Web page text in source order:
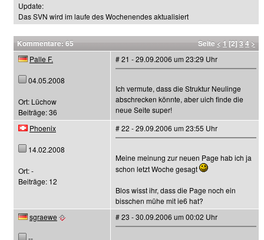
Update:
Das SVN wird im laufe des Wochenendes aktualisiert
Kommentare: 65 Seite < 1 [2] 3 4 >
Palle F.
04.05.2008
Ort: Lüchow
Beiträge: 36
# 21 - 29.09.2006 um 23:29 Uhr
Ich vermute, dass die Struktur Neulinge
abschrecken könnte, aber uich finde die
neue Seite super!
Phoenix
14.02.2008
Ort: -
Beiträge: 12
# 22 - 29.09.2006 um 23:55 Uhr
Meine meinung zur neuen Page hab ich ja
schon letzt Woche gesagt
Blos wisst ihr, dass die Page noch ein
bisschen mühe mit ie6 hat?
sgraewe
--
# 23 - 30.09.2006 um 00:02 Uhr